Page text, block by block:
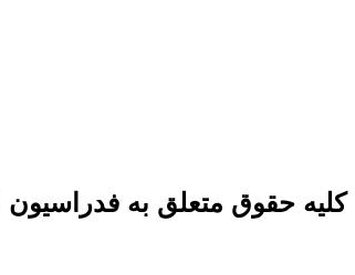
کلیه حقوق متعلق به